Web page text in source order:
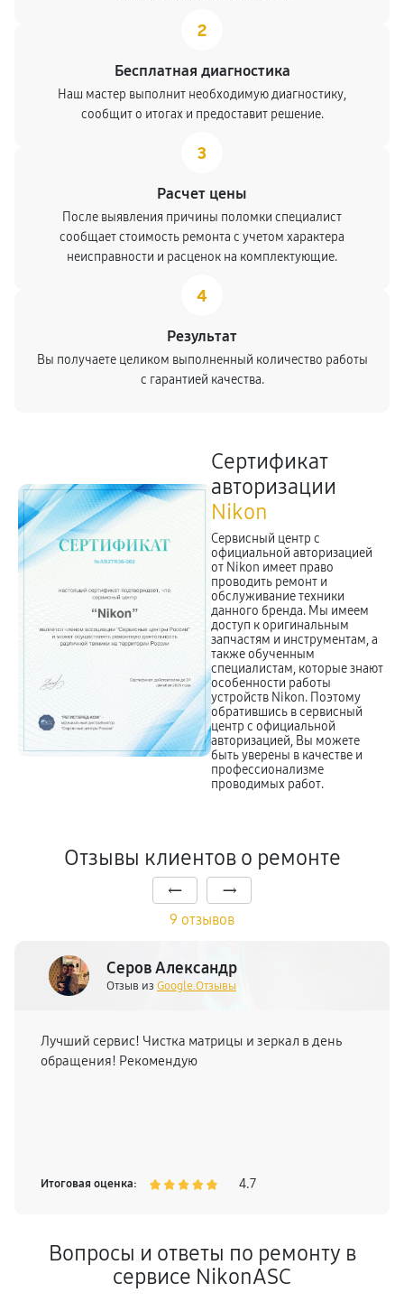
2
Бесплатная диагностика
Наш мастер выполнит необходимую диагностику,
сообщит о итогах и предоставит решение.
3
Расчет цены
После выявления причины поломки специалист
сообщает стоимость ремонта с учетом характера
неисправности и расценок на комплектующие.
4
Результат
Вы получаете целиком выполненный количество работы
с гарантией качества.
Сертификат
авторизации
Nikon
Сервисный центр с
официальной авторизацией
от Nikon имеет право
проводить ремонт и
обслуживание техники
данного бренда. Мы имеем
доступ к оригинальным
запчастям и инструментам, а
также обученным
специалистам, которые знают
особенности работы
устройств Nikon. Поэтому
обратившись в сервисный
центр с официальной
авторизацией, Вы можете
быть уверены в качестве и
профессионализме
проводимых работ.
Отзывы клиентов о ремонте
9 отзывов
Серов Александр
Отзыв из Google.Отзывы
Лучший сервис! Чистка матрицы и зеркал в день
обращения! Рекомендую
Итоговая оценка: 4.7
Вопросы и ответы по ремонту в
сервисе NikonASC